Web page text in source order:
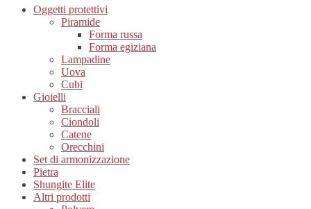
Oggetti protettivi
Piramide
Forma russa
Forma egiziana
Lampadine
Uova
Cubi
Gioielli
Bracciali
Ciondoli
Catene
Orecchini
Set di armonizzazione
Pietra
Shungite Elite
Altri prodotti